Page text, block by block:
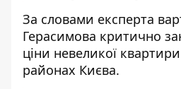
За словами експерта
Герасимова критично
ціни невеликої
районах Києва.